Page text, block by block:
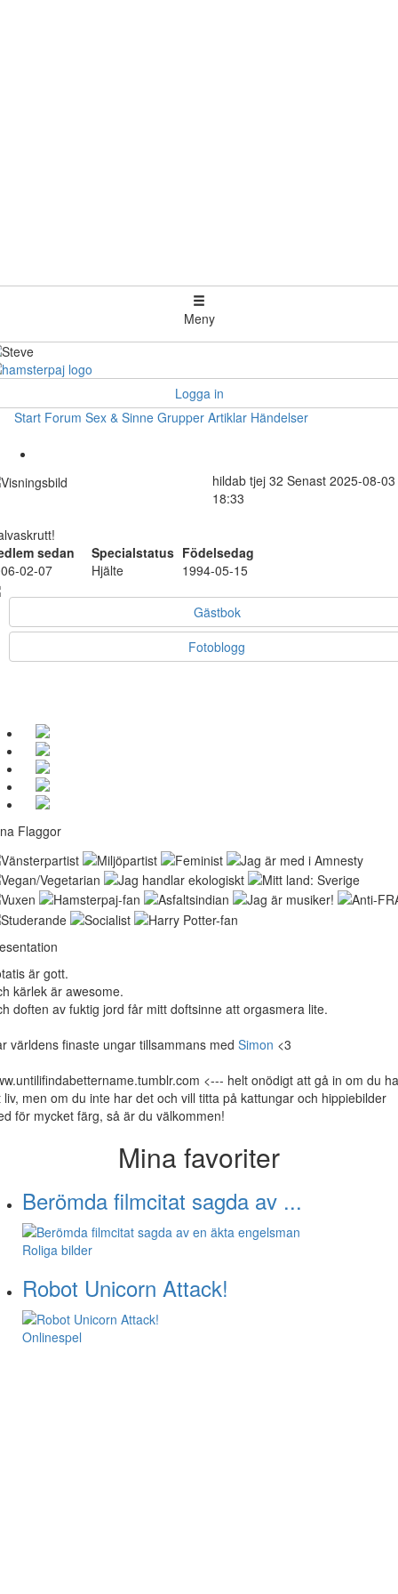
Meny
Logga in
Start Forum Sex & Sinne Grupper Artiklar Händelser
hildab tjej 32 Senast 2025-08-03
18:33
sedan
Specialstatus Födelsedag
02-07
Hjälte 1994-05-15
Gästbok
Fotoblogg
Flaggor
är gott.
kärlek är awesome.
doften av fuktig jord får mitt doftsinne att orgasmera lite.
världens finaste ungar tillsammans med Simon <3
<--- helt onödigt att gå in om du
liv, men om du inte har det och vill titta på kattungar och hippiebilder
för mycket färg, så är du välkommen!
Mina favoriter
Berömda filmcitat sagda av ...
Roliga bilder
Robot Unicorn Attack!
Onlinespel